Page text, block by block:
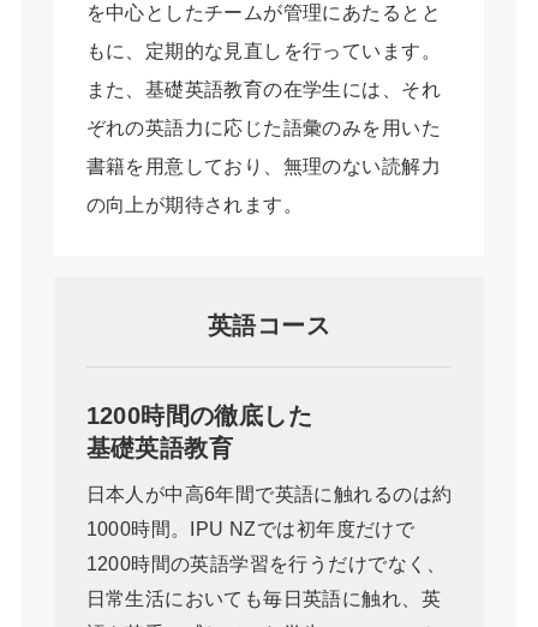
を中心としたチームが管理にあたるとと
もに、定期的な見直しを行っています。
また、基礎英語教育の在学生には、それ
ぞれの英語力に応じた語彙のみを用いた
書籍を用意しており、無理のない読解力
の向上が期待されます。
英語コース
1200時間の徹底した
基礎英語教育
日本人が中高6年間で英語に触れるのは約
1000時間。IPU NZでは初年度だけで
1200時間の英語学習を行うだけでなく、
日常生活においても毎日英語に触れ、英